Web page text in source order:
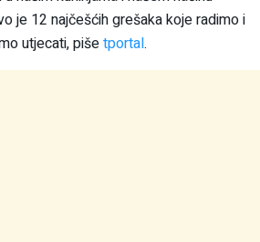
je 12 najčešćih grešaka koje radimo i
utjecati, pišetportal.